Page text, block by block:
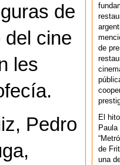
de
del cine
les
Pedro
de
El
de
una